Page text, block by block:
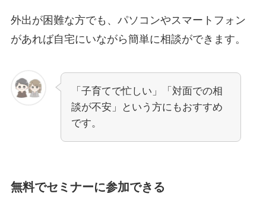
外出が困難な方でも、パソコンやスマートフォン
があれば自宅にいながら簡単に相談ができます。
「子育てで忙しい」「対面での相
談が不安」という方にもおすすめ
です。
無料でセミナーに参加できる